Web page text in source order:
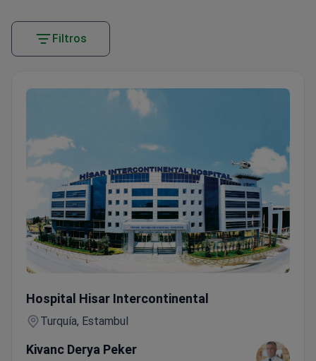
Filtros
Hospital Hisar Intercontinental
Turquía, Estambul
Kivanc Derya Peker